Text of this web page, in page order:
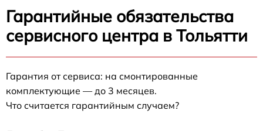
Гарантийные обязательства
сервисного центра в Тольятти
Гарантия от сервиса: на смонтированные
комплектующие — до 3 месяцев.
Что считается гарантийным случаем?